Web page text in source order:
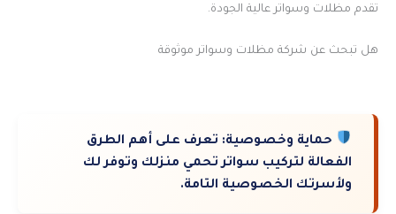
تقدم مظلات وسواتر عالية الجودة.
هل تبحث عن شركة مظلات وسواتر موثوقة
حماية وخصوصية: تعرف على أهم الطرق
الفعالة لتركيب سواتر تحمي منزلك وتوفر لك
ولأسرتك الخصوصية التامة.